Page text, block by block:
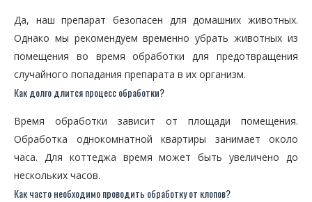
Да, наш препарат безопасен для домашних животных.
Однако мы рекомендуем временно убрать животных из
помещения во время обработки для предотвращения
случайного попадания препарата в их организм.
Как долго длится процесс обработки?
Время обработки зависит от площади помещения.
Обработка однокомнатной квартиры занимает около
часа. Для коттеджа время может быть увеличено до
нескольких часов.
Как часто необходимо проводить обработку от клопов?